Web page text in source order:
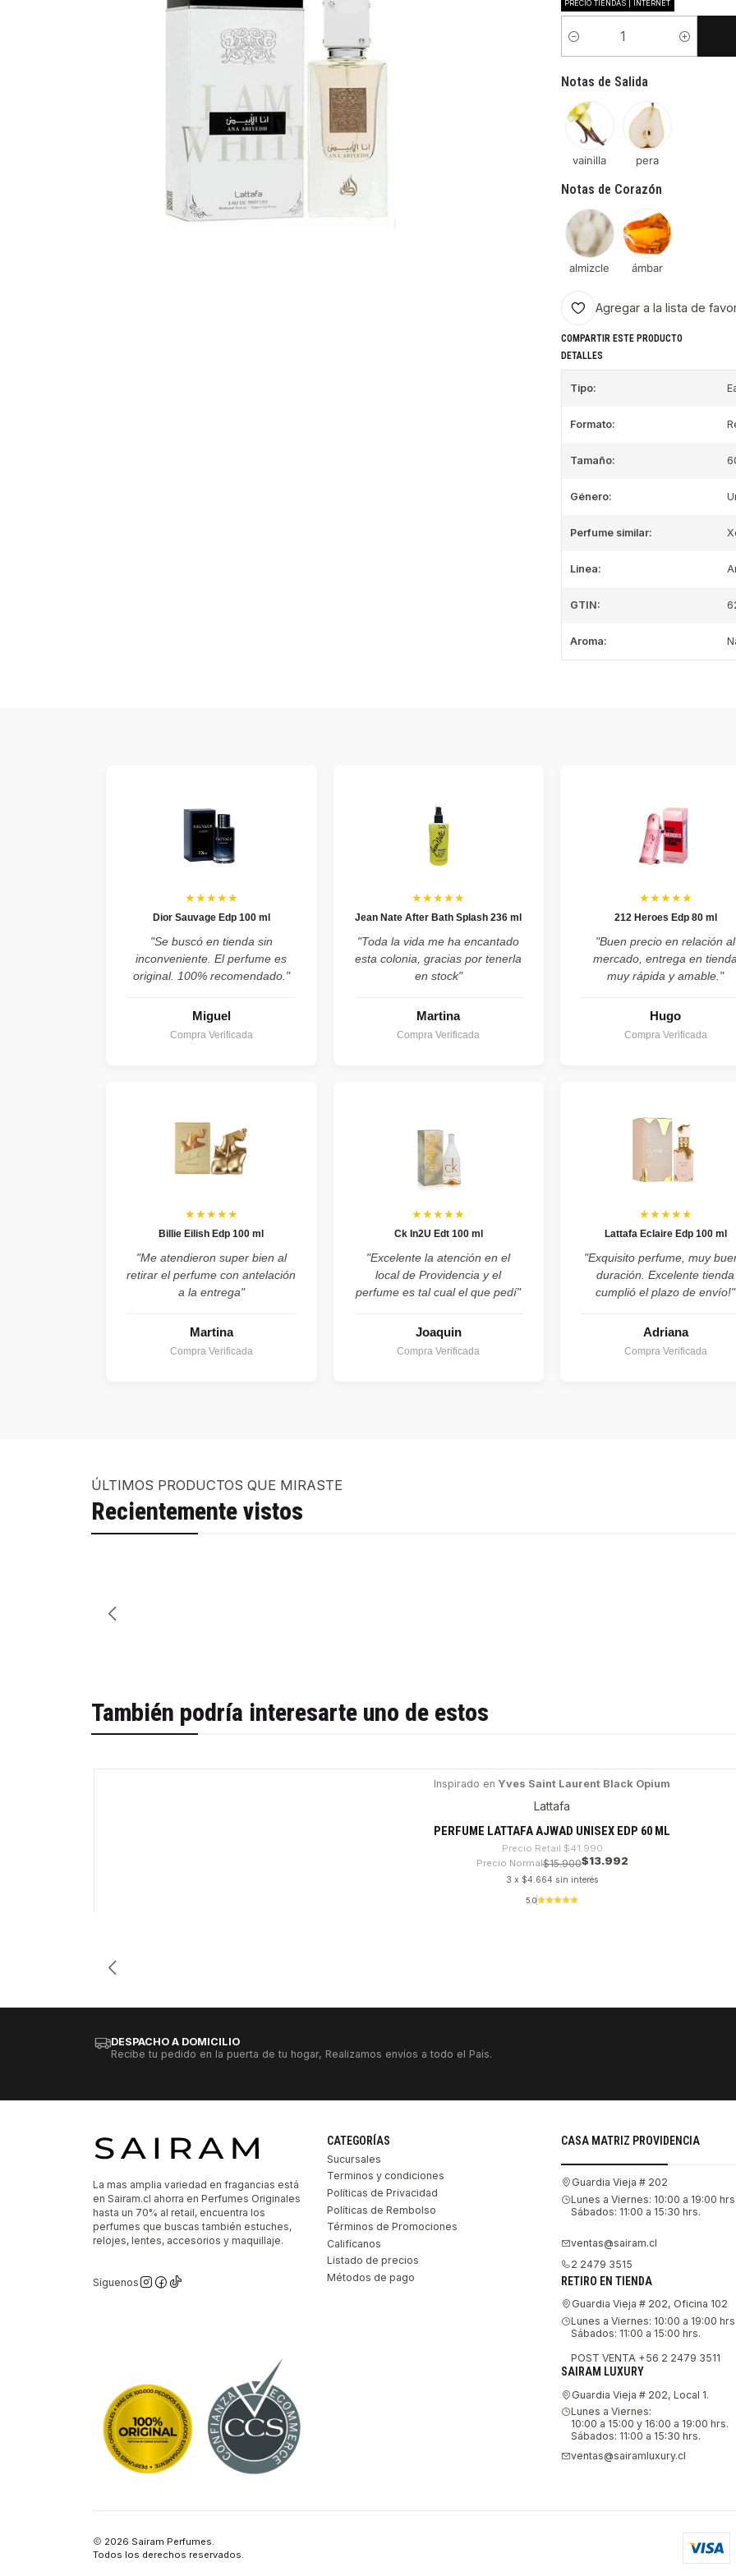
PRECIO TIENDAS | INTERNET
Cantidad
Notas de Salida
vainilla pera
Notas de Corazón
almizcle ámbar
Agregar a la lista de
COMPARTIR ESTE PRODUCTO
DETALLES
Tipo:
Formato:
Tamaño:
Género:
Perfume similar:
Linea:
GTIN:
Aroma:
★★★★★
Dior Sauvage Edp 100 ml
"Se buscó en tienda sin
inconveniente. El perfume es
original. 100% recomendado."
Miguel
Compra Verificada
★★★★★
Jean Nate After Bath Splash 236 ml
"Toda la vida me ha encantado
esta colonia, gracias por tenerla
en stock"
Martina
Compra Verificada
★★★★★
212 Heroes Edp 80 ml
"Buen precio en relación al
mercado, entrega en tienda
muy rápida y amable."
Hugo
Compra Verificada
★★★★★
Billie Eilish Edp 100 ml
"Me atendieron super bien al
retirar el perfume con antelación
a la entrega"
Martina
Compra Verificada
★★★★★
Ck In2U Edt 100 ml
"Excelente la atención en el
local de Providencia y el
perfume es tal cual el que pedí"
Joaquin
Compra Verificada
★★★★★
Lattafa Eclaire Edp 100 ml
"Exquisito perfume, muy
duración. Excelente tienda
cumplió el plazo de envío!"
Adriana
Compra Verificada
ÚLTIMOS PRODUCTOS QUE MIRASTE
Recientemente vistos
También podría interesarte uno de estos
Inspirado en Yves Saint Laurent Black Opium
Lattafa
PERFUME LATTAFA AJWAD UNISEX EDP 60 ML
Precio Retail $41.990
Precio Normal$15.900$13.992
3 x $4.664 sin interés
5.0
DESPACHO A DOMICILIO
Recibe tu pedido en la puerta de tu hogar, Realizamos envíos a todo el País.
La mas amplia variedad en fragancias está
en Sairam.cl ahorra en Perfumes Originales
hasta un 70% al retail, encuentra los
perfumes que buscas también estuches,
relojes, lentes, accesorios y maquillaje.
Síguenos
CATEGORÍAS
Sucursales
Terminos y condiciones
Políticas de Privacidad
Políticas de Rembolso
Términos de Promociones
Califícanos
Listado de precios
Métodos de pago
CASA MATRIZ PROVIDENCIA
Guardia Vieja # 202
Lunes a Viernes: 10:00 a 19:00 hrs.
Sábados: 11:00 a 15:30 hrs.
ventas@sairam.cl
2 2479 3515
RETIRO EN TIENDA
Guardia Vieja # 202, Oficina 102
Lunes a Viernes: 10:00 a 19:00 hrs.
Sábados: 11:00 a 15:00 hrs.
POST VENTA +56 2 2479 3511
SAIRAM LUXURY
Guardia Vieja # 202, Local 1.
Lunes a Viernes:
10:00 a 15:00 y 16:00 a 19:00 hrs.
Sábados: 11:00 a 15:30 hrs.
ventas@sairamluxury.cl
2026 Sairam Perfumes.
Todos los derechos reservados.